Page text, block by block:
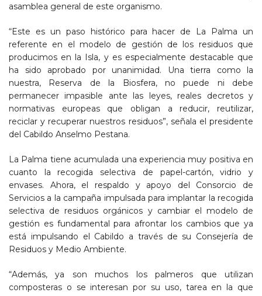
asamblea general de este organismo.
“Este es un paso histórico para hacer de La Palma un
referente en el modelo de gestión de los residuos que
producimos en la Isla, y es especialmente destacable que
ha sido aprobado por unanimidad. Una tierra como la
nuestra, Reserva de la Biosfera, no puede ni debe
permanecer impasible ante las leyes, reales decretos y
normativas europeas que obligan a reducir, reutilizar,
reciclar y recuperar nuestros residuos”, señala el presidente
del Cabildo Anselmo Pestana.
La Palma tiene acumulada una experiencia muy positiva en
cuanto la recogida selectiva de papel-cartón, vidrio y
envases. Ahora, el respaldo y apoyo del Consorcio de
Servicios a la campaña impulsada para implantar la recogida
selectiva de residuos orgánicos y cambiar el modelo de
gestión es fundamental para afrontar los cambios que ya
está impulsando el Cabildo a través de su Consejería de
Residuos y Medio Ambiente.
“Además, ya son muchos los palmeros que utilizan
composteras o se interesan por su uso, tarea en la que